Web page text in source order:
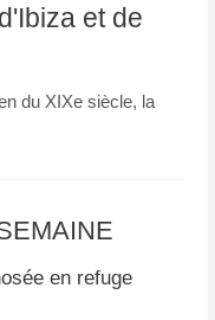
et de
du XIXe siècle, la
en refuge